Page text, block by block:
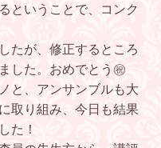
ということで、コンク
たが、修正するところ
した。おめでとう㊗️
と、アンサンブルも大
取り組み、今日も結果
た！